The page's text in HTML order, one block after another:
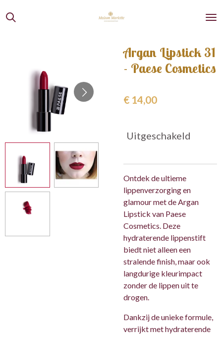
direct
Argan Lipstick 31
- Paese Cosmetics
€ 14,00
Uitgeschakeld
Ontdek de ultieme
lippenverzorging en
glamour met de Argan
Lipstick van Paese
Cosmetics. Deze
hydraterende lippenstift
biedt niet alleen een
stralende finish, maar ook
langdurige kleurimpact
zonder de lippen uit te
drogen.
Dankzij de unieke formule,
verrijkt met hydraterende